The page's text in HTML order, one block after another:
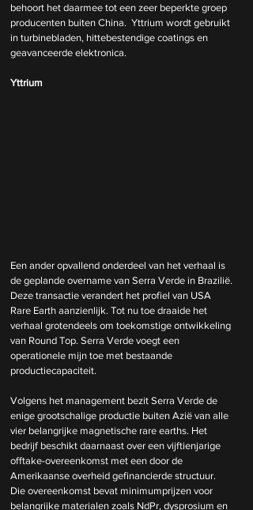
behoort het daarmee tot een zeer beperkte groep
producenten buiten China.  Yttrium wordt gebruikt
in turbinebladen, hittebestendige coatings en
geavanceerde elektronica.
Yttrium
Een ander opvallend onderdeel van het verhaal is
de geplande overname van Serra Verde in Brazilië.
Deze transactie verandert het profiel van USA
Rare Earth aanzienlijk. Tot nu toe draaide het
verhaal grotendeels om toekomstige ontwikkeling
van Round Top. Serra Verde voegt een
operationele mijn toe met bestaande
productiecapaciteit.
Volgens het management bezit Serra Verde de
enige grootschalige productie buiten Azië van alle
vier belangrijke magnetische rare earths. Het
bedrijf beschikt daarnaast over een vijftienjarige
offtake-overeenkomst met een door de
Amerikaanse overheid gefinancierde structuur.
Die overeenkomst bevat minimumprijzen voor
belangrijke materialen zoals NdPr, dysprosium en